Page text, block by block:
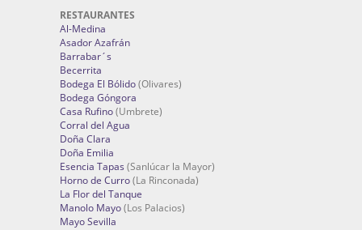
RESTAURANTES
Al-Medina
Asador Azafrán
Barrabar´s
Becerrita
Bodega El Bólido(Olivares)
Bodega Góngora
Casa Rufino(Umbrete)
Corral del Agua
Doña Clara
Doña Emilia
Esencia Tapas (Sanlúcar la Mayor)
Horno de Curro(La Rinconada)
La Flor del Tanque
Manolo Mayo(Los Palacios)
Mayo Sevilla